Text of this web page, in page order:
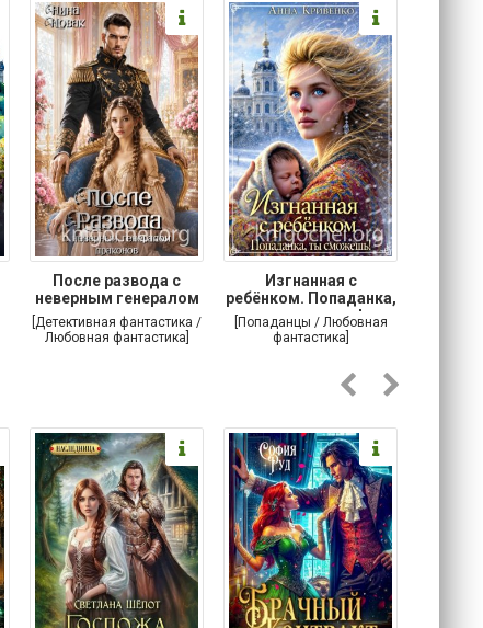
После развода с
неверным генералом
драконов
[Детективная фантастика /
Любовная фантастика]
Изгнанная с
ребёнком. Попаданка,
ты сможешь!
[Попаданцы / Любовная
фантастика]